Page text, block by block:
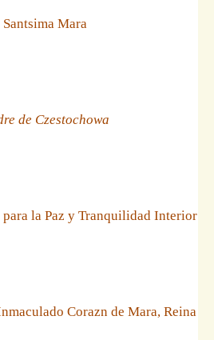
Mara
de Czestochowa
la Paz y Tranquilidad Interior
Corazn de Mara, Reina